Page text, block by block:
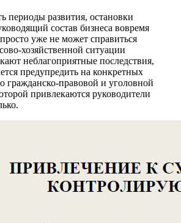
периоды развития, остановки
состав бизнеса вовремя
уже не может справиться
хозяйственной ситуации
неблагоприятные последствия,
предупредить на конкретных
гражданско-правовой и уголовной
привлекаются руководители